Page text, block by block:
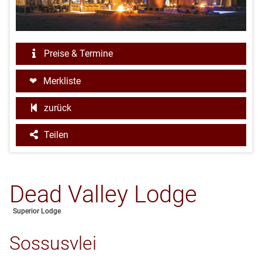
Preise & Termine
Merkliste
zurück
Teilen
Dead Valley Lodge
Superior Lodge
Sossusvlei